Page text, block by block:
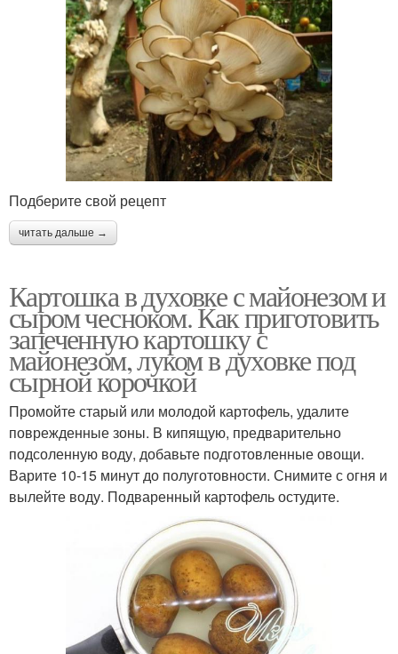
Подберите свой рецепт
читать дальше →
Картошка в духовке с майонезом и
сыром чесноком. Как приготовить
запеченную картошку с
майонезом, луком в духовке под
сырной корочкой
Промойте старый или молодой картофель, удалите
поврежденные зоны. В кипящую, предварительно
подсоленную воду, добавьте подготовленные овощи.
Варите 10-15 минут до полуготовности. Снимите с огня и
вылейте воду. Подваренный картофель остудите.